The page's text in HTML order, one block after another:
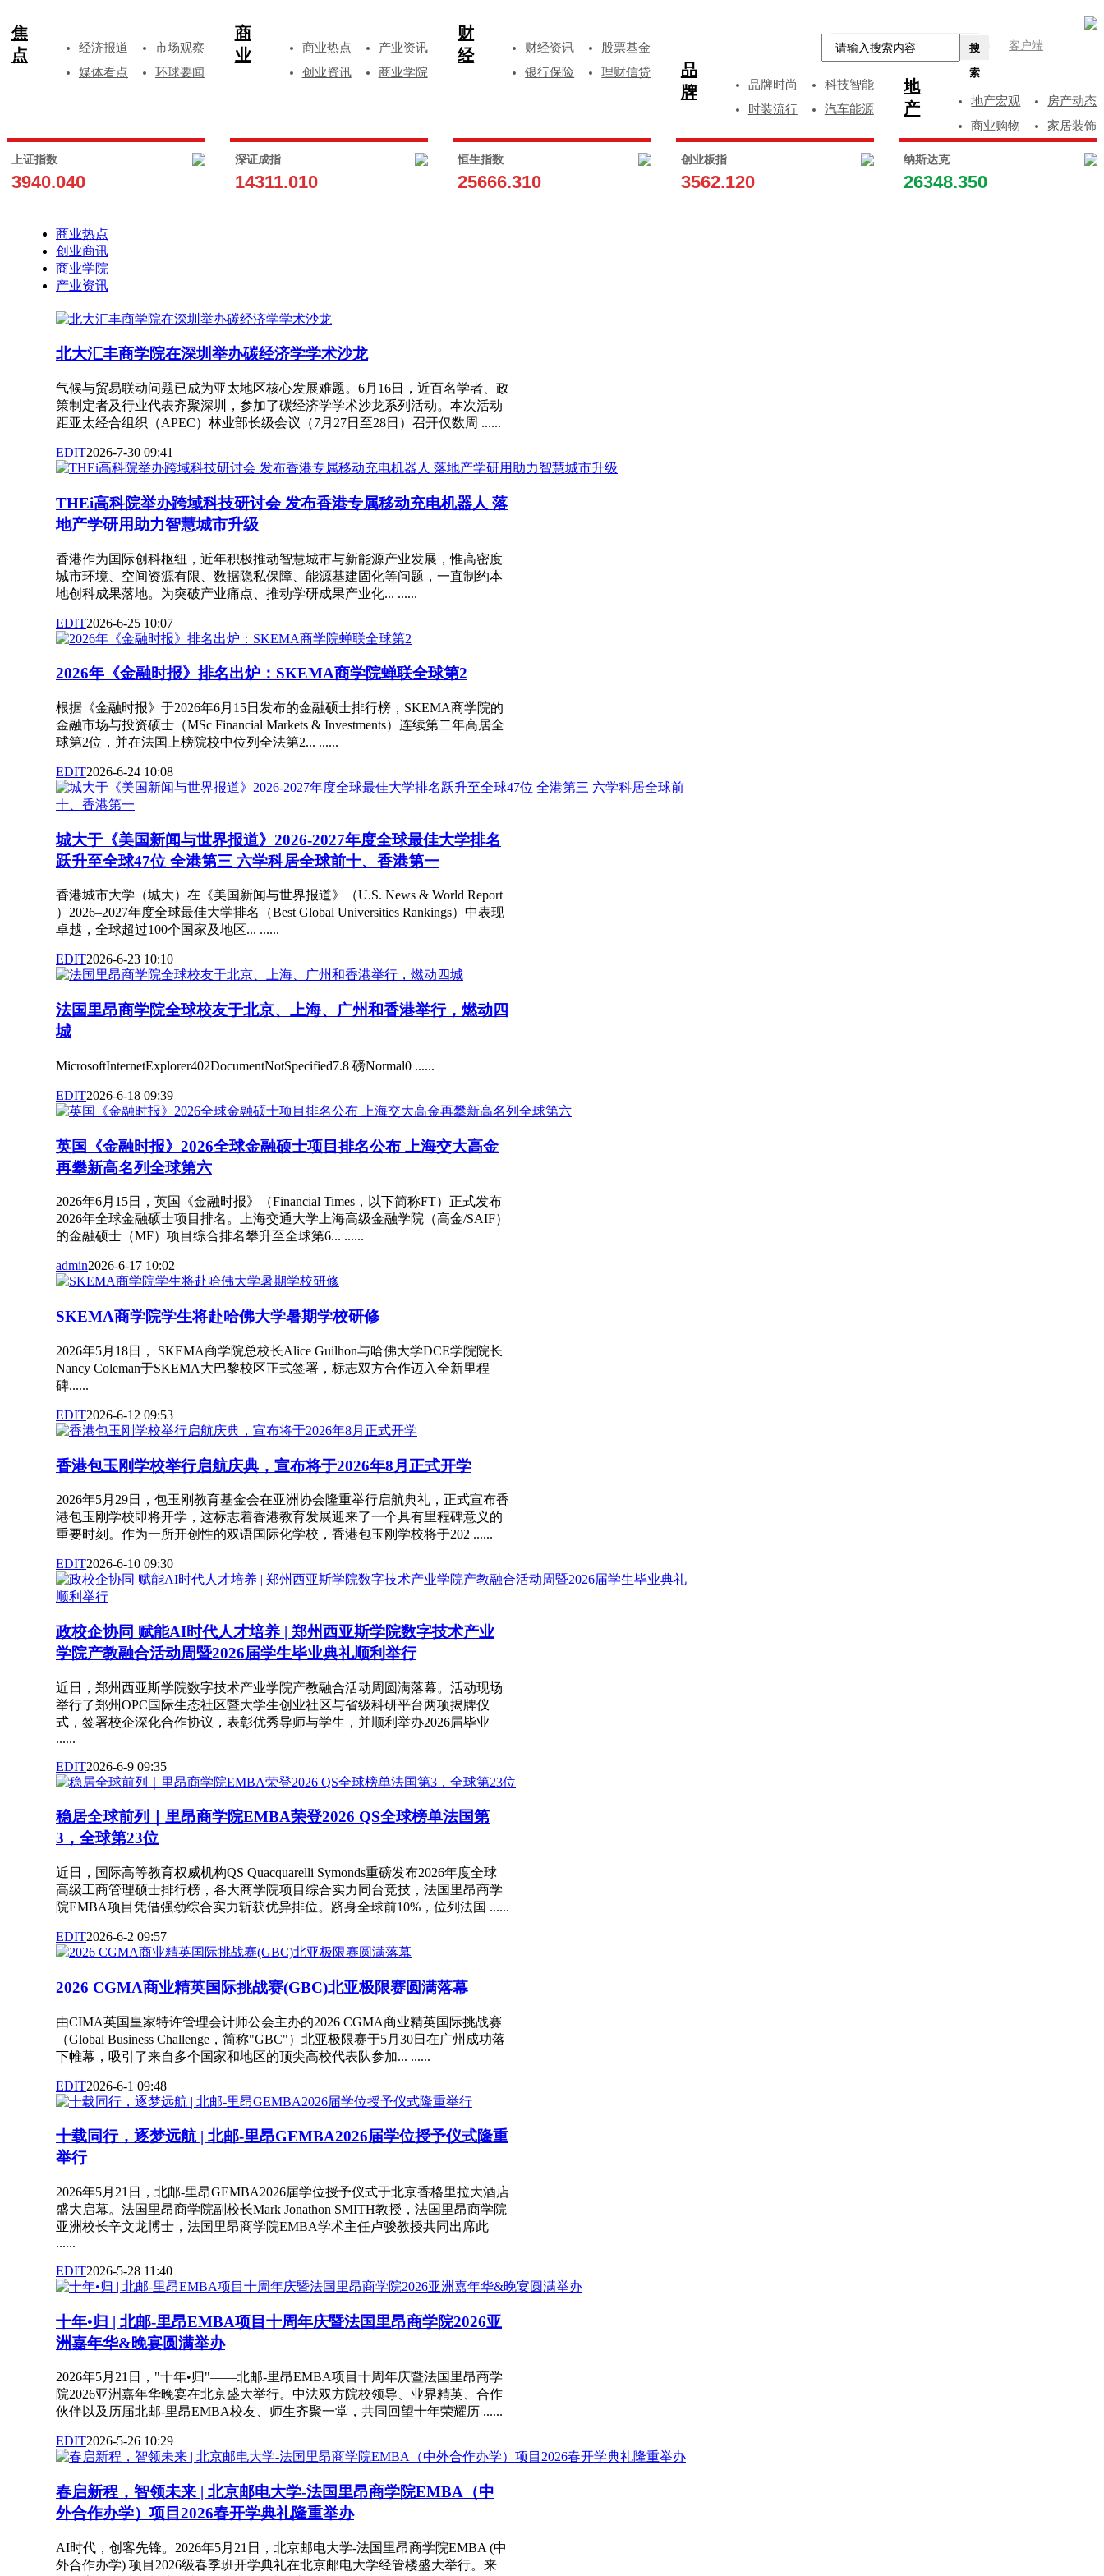
客户端
搜
索
焦
点
经济报道
市场观察
媒体看点
环球要闻
商
业
商业热点
产业资讯
创业资讯
商业学院
财
经
财经资讯
股票基金
银行保险
理财信贷
品
牌
品牌时尚
科技智能
时装流行
汽车能源
地
产
地产宏观
房产动态
商业购物
家居装饰
上证指数
3940.040
深证成指
14311.010
恒生指数
25666.310
创业板指
3562.120
纳斯达克
26348.350
商业热点
创业商讯
商业学院
产业资讯
北大汇丰商学院在深圳举办碳经济学学术沙龙
气候与贸易联动问题已成为亚太地区核心发展难题。6月16日，近百名学者、政
策制定者及行业代表齐聚深圳，参加了碳经济学学术沙龙系列活动。本次活动
距亚太经合组织（APEC）林业部长级会议（7月27日至28日）召开仅数周 ......
EDIT2026-7-30 09:41
THEi高科院举办跨域科技研讨会 发布香港专属移动充电机器人 落
地产学研用助力智慧城市升级
香港作为国际创科枢纽，近年积极推动智慧城市与新能源产业发展，惟高密度
城市环境、空间资源有限、数据隐私保障、能源基建固化等问题，一直制约本
地创科成果落地。为突破产业痛点、推动学研成果产业化... ......
EDIT2026-6-25 10:07
2026年《金融时报》排名出炉：SKEMA商学院蝉联全球第2
根据《金融时报》于2026年6月15日发布的金融硕士排行榜，SKEMA商学院的
金融市场与投资硕士（MSc Financial Markets & Investments）连续第二年高居全
球第2位，并在法国上榜院校中位列全法第2... ......
EDIT2026-6-24 10:08
城大于《美国新闻与世界报道》2026-2027年度全球最佳大学排名
跃升至全球47位 全港第三 六学科居全球前十、香港第一
香港城市大学（城大）在《美国新闻与世界报道》（U.S. News & World Report
）2026–2027年度全球最佳大学排名（Best Global Universities Rankings）中表现
卓越，全球超过100个国家及地区... ......
EDIT2026-6-23 10:10
法国里昂商学院全球校友于北京、上海、广州和香港举行，燃动四
城
MicrosoftInternetExplorer402DocumentNotSpecified7.8 磅Normal0 ......
EDIT2026-6-18 09:39
英国《金融时报》2026全球金融硕士项目排名公布 上海交大高金
再攀新高名列全球第六
2026年6月15日，英国《金融时报》（Financial Times，以下简称FT）正式发布
2026年全球金融硕士项目排名。上海交通大学上海高级金融学院（高金/SAIF）
的金融硕士（MF）项目综合排名攀升至全球第6... ......
admin2026-6-17 10:02
SKEMA商学院学生将赴哈佛大学暑期学校研修
2026年5月18日， SKEMA商学院总校长Alice Guilhon与哈佛大学DCE学院院长
Nancy Coleman于SKEMA大巴黎校区正式签署，标志双方合作迈入全新里程
碑......
EDIT2026-6-12 09:53
香港包玉刚学校举行启航庆典，宣布将于2026年8月正式开学
2026年5月29日，包玉刚教育基金会在亚洲协会隆重举行启航典礼，正式宣布香
港包玉刚学校即将开学，这标志着香港教育发展迎来了一个具有里程碑意义的
重要时刻。作为一所开创性的双语国际化学校，香港包玉刚学校将于202 ......
EDIT2026-6-10 09:30
政校企协同 赋能AI时代人才培养 | 郑州西亚斯学院数字技术产业
学院产教融合活动周暨2026届学生毕业典礼顺利举行
近日，郑州西亚斯学院数字技术产业学院产教融合活动周圆满落幕。活动现场
举行了郑州OPC国际生态社区暨大学生创业社区与省级科研平台两项揭牌仪
式，签署校企深化合作协议，表彰优秀导师与学生，并顺利举办2026届毕业
......
EDIT2026-6-9 09:35
稳居全球前列｜里昂商学院EMBA荣登2026 QS全球榜单法国第
3，全球第23位
近日，国际高等教育权威机构QS Quacquarelli Symonds重磅发布2026年度全球
高级工商管理硕士排行榜，各大商学院项目综合实力同台竞技，法国里昂商学
院EMBA项目凭借强劲综合实力斩获优异排位。跻身全球前10%，位列法国 ......
EDIT2026-6-2 09:57
2026 CGMA商业精英国际挑战赛(GBC)北亚极限赛圆满落幕
由CIMA英国皇家特许管理会计师公会主办的2026 CGMA商业精英国际挑战赛
（Global Business Challenge，简称"GBC"）北亚极限赛于5月30日在广州成功落
下帷幕，吸引了来自多个国家和地区的顶尖高校代表队参加... ......
EDIT2026-6-1 09:48
十载同行，逐梦远航 | 北邮-里昂GEMBA2026届学位授予仪式隆重
举行
2026年5月21日，北邮-里昂GEMBA2026届学位授予仪式于北京香格里拉大酒店
盛大启幕。法国里昂商学院副校长Mark Jonathon SMITH教授，法国里昂商学院
亚洲校长辛文龙博士，法国里昂商学院EMBA学术主任卢骏教授共同出席此
......
EDIT2026-5-28 11:40
十年•归 | 北邮-里昂EMBA项目十周年庆暨法国里昂商学院2026亚
洲嘉年华&晚宴圆满举办
2026年5月21日，"十年•归"——北邮-里昂EMBA项目十周年庆暨法国里昂商学
院2026亚洲嘉年华晚宴在北京盛大举行。中法双方院校领导、业界精英、合作
伙伴以及历届北邮-里昂EMBA校友、师生齐聚一堂，共同回望十年荣耀历 ......
EDIT2026-5-26 10:29
春启新程，智领未来 | 北京邮电大学-法国里昂商学院EMBA（中
外合作办学）项目2026春开学典礼隆重举办
AI时代，创客先锋。2026年5月21日，北京邮电大学-法国里昂商学院EMBA (中
外合作办学) 项目2026级春季班开学典礼在北京邮电大学经管楼盛大举行。来